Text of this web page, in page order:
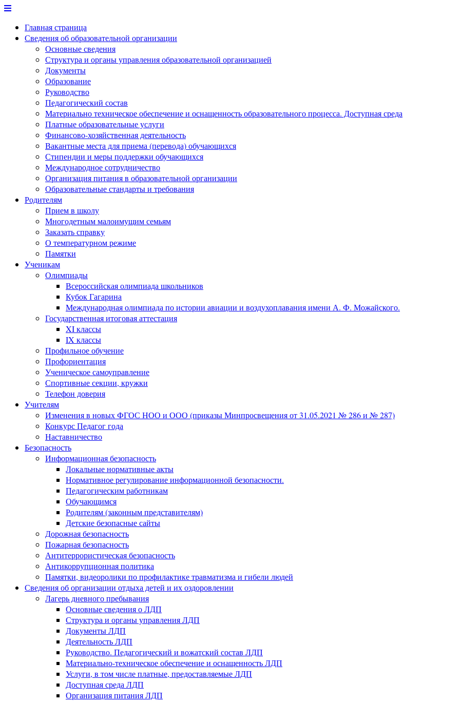
Перейти
содержимому
Главная страница
Сведения об образовательной организации
Основные сведения
Структура и органы управления образовательной организацией
Документы
Образование
Руководство
Педагогический состав
Материально техническое обеспечение и оснащенность образовательного процесса. Доступная среда
Платные образовательные услуги
Финансово-хозяйственная деятельность
Вакантные места для приема (перевода) обучающихся
Стипендии и меры поддержки обучающихся
Международное сотрудничество
Организация питания в образовательной организации
Образовательные стандарты и требования
Родителям
Прием в школу
Многодетным малоимущим семьям
Заказать справку
О температурном режиме
Памятки
Ученикам
Олимпиады
Всероссийская олимпиада школьников
Кубок Гагарина
Международная олимпиада по истории авиации и воздухоплавания имени А. Ф. Можайского.
Государственная итоговая аттестация
XI классы
IX классы
Профильное обучение
Профориентация
Ученическое самоуправление
Спортивные секции, кружки
Телефон доверия
Учителям
Изменения в новых ФГОС НОО и ООО (приказы Минпросвещения от 31.05.2021 № 286 и № 287)
Конкурс Педагог года
Наставничество
Безопасность
Информационная безопасность
Локальные нормативные акты
Нормативное регулирование информационной безопасности.
Педагогическим работникам
Обучающимся
Родителям (законным представителям)
Детские безопасные сайты
Дорожная безопасность
Пожарная безопасность
Антитеррористическая безопасность
Антикоррупционная политика
Памятки, видеоролики по профилактике травматизма и гибели людей
Сведения об организации отдыха детей и их оздоровлении
Лагерь дневного пребывания
Основные сведения о ЛДП
Структура и органы управления ЛДП
Документы ЛДП
Деятельность ЛДП
Руководство. Педагогический и вожатский состав ЛДП
Материально-техническое обеспечение и оснащенность ЛДП
Услуги, в том числе платные, предоставляемые ЛДП
Доступная среда ЛДП
Организация питания ЛДП